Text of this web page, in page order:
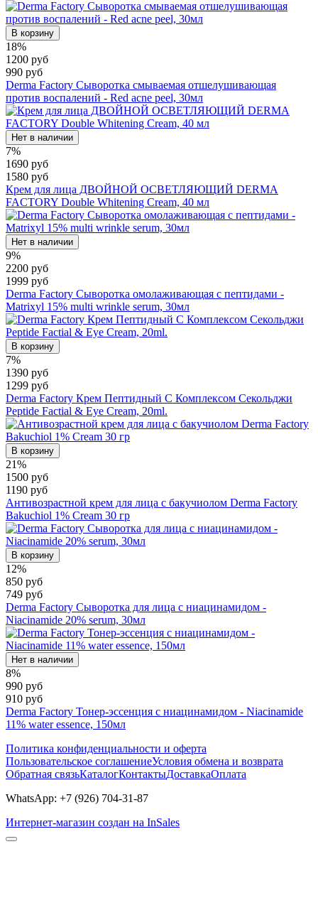
В корзину
18%
1200 руб
990 руб
Derma Factory Сыворотка смываемая отшелушивающая
против воспалений - Red acne peel, 30мл
Нет в наличии
7%
1690 руб
1580 руб
Крем для лица ДВОЙНОЙ ОСВЕТЛЯЮЩИЙ DERMA
FACTORY Double Whitening Cream, 40 мл
Нет в наличии
9%
2200 руб
1999 руб
Derma Factory Сыворотка омолаживающая с пептидами -
Matrixyl 15% multi wrinkle serum, 30мл
В корзину
7%
1390 руб
1299 руб
Derma Factory Крем Пептидный С Комплексом Секольджи
Peptide Factial & Eye Cream, 20ml.
В корзину
21%
1500 руб
1190 руб
Антивозрастной крем для лица с бакучиолом Derma Factory
Bakuchiol 1% Cream 30 гр
В корзину
12%
850 руб
749 руб
Derma Factory Сыворотка для лица с ниацинамидом -
Niacinamide 20% serum, 30мл
Нет в наличии
8%
990 руб
910 руб
Derma Factory Тонер-эссенция с ниацинамидом - Niacinamide
11% water essence, 150мл
Политика конфиденциальности и оферта
Пользовательское соглашениеУсловия обмена и возврата
Обратная связьКаталогКонтактыДоставкаОплата
WhatsApp: +7 (926) 704-31-87
Интернет-магазин создан на InSales